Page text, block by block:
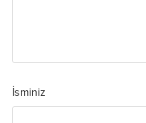
İsminiz